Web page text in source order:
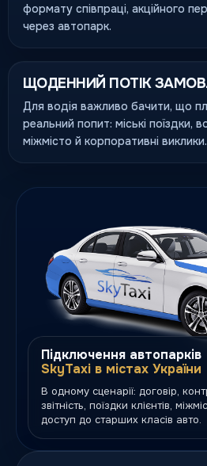
формату співпраці, акційного
через автопарк.
ЩОДЕННИЙ ПОТІК
Для водія важливо бачити, що
реальний попит: міські поїздки,
міжмісто й корпоративні виклики.
Підключення автопарків
SkyTaxi в містах України
В одному сценарії: договір,
звітність, поїздки клієнтів,
доступ до старших класів авто.